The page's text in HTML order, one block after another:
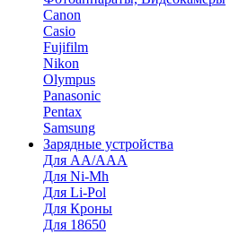
Canon
Casio
Fujifilm
Nikon
Olympus
Panasonic
Pentax
Samsung
Зарядные устройства
Для AA/AAA
Для Ni-Mh
Для Li-Pol
Для Кроны
Для 18650